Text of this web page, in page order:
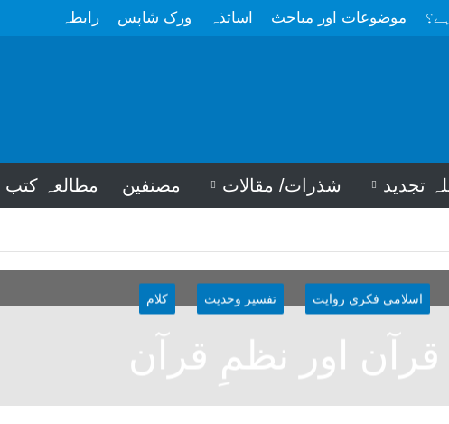
موضوعات اور مباحث اساتذہ ورک شاپس رابطہ
تجدید شذرات/ مقالات مصنفین مطالعہ کتب
اسلامی فکری روایت تفسیر وحدیث کلام
قرآن اور نظمِ قرآن